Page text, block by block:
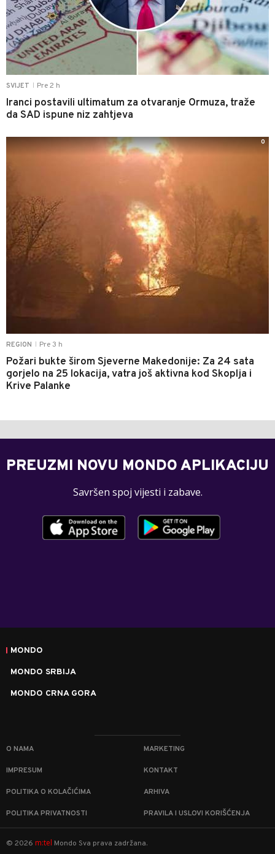
SVIJET Pre 2 h
Iranci postavili ultimatum za otvaranje Ormuza, traže
da SAD ispune niz zahtjeva
REGION Pre 3 h
Požari bukte širom Sjeverne Makedonije: Za 24 sata
gorjelo na 25 lokacija, vatra još aktivna kod Skoplja i
Krive Palanke
0
PREUZMI NOVU MONDO APLIKACIJU
Savršen spoj vijesti i zabave.
MONDO
MONDO SRBIJA
MONDO CRNA GORA
O NAMA MARKETING
IMPRESUM KONTAKT
POLITIKA O KOLAČIĆIMA ARHIVA
POLITIKA PRIVATNOSTI PRAVILA I USLOVI KORIŠĆENJA
© 2026 m:tel Mondo Sva prava zadržana.